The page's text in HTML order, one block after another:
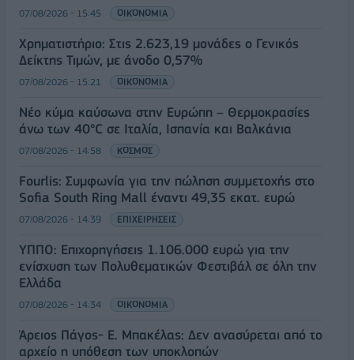
07/08/2026 - 15:45 ΟΙΚΟΝΟΜΙΑ
Χρηματιστήριο: Στις 2.623,19 μονάδες ο Γενικός
Δείκτης Τιμών, με άνοδο 0,57%
07/08/2026 - 15:21 ΟΙΚΟΝΟΜΙΑ
Νέο κύμα καύσωνα στην Ευρώπη – Θερμοκρασίες
άνω των 40°C σε Ιταλία, Ισπανία και Βαλκάνια
07/08/2026 - 14:58 ΚΟΣΜΟΣ
Fourlis: Συμφωνία για την πώληση συμμετοχής στο
Sofia South Ring Mall έναντι 49,35 εκατ. ευρώ
07/08/2026 - 14:39 ΕΠΙΧΕΙΡΗΣΕΙΣ
ΥΠΠΟ: Επιχορηγήσεις 1.106.000 ευρώ για την
ενίσχυση των Πολυθεματικών Φεστιβάλ σε όλη την
Ελλάδα
07/08/2026 - 14:34 ΟΙΚΟΝΟΜΙΑ
Άρειος Πάγος- Ε. Μπακέλας: Δεν ανασύρεται από το
αρχείο η υπόθεση των υποκλοπών